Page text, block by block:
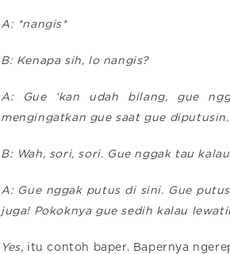
A: *nangis*
B: Kenapa sih, lo nangis?
A: Gue ‘kan udah bilang, gue
mengingatkan gue saat gue
B: Wah, sori, sori. Gue nggak tau
A: Gue nggak putus di sini. Gue
juga! Pokoknya gue sedih kalau
Yes, itu contoh baper. Bapernya